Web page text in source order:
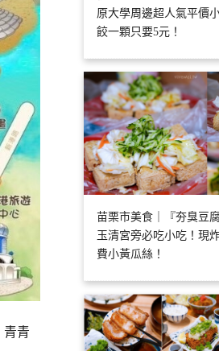
青青
原大學周邊超人氣平價
餃一顆只要5元！
苗栗市美食｜『夯臭豆
玉清宮旁必吃小吃！現
費小黃瓜絲！